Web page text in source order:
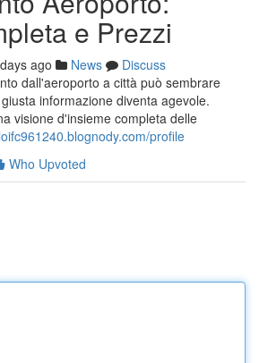
e Prezzi
ago News
Discuss
dall'aeroporto a città può sembrare
informazione diventa agevole.
visione d'insieme completa delle
profile
Who Upvoted